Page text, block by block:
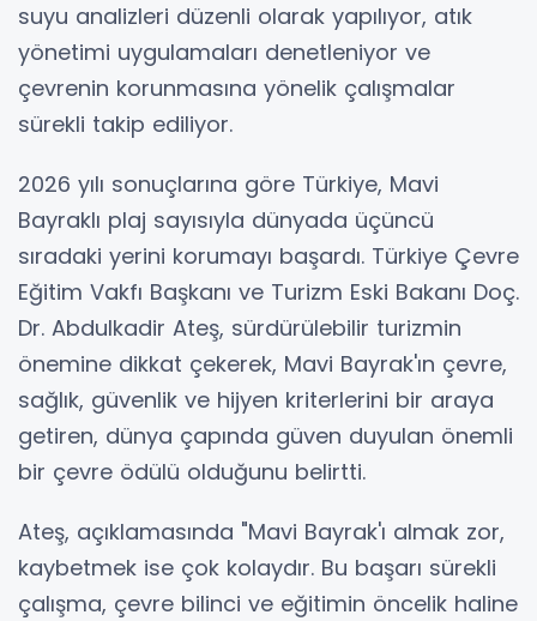
suyu analizleri düzenli olarak yapılıyor, atık
yönetimi uygulamaları denetleniyor ve
çevrenin korunmasına yönelik çalışmalar
sürekli takip ediliyor.
2026 yılı sonuçlarına göre Türkiye, Mavi
Bayraklı plaj sayısıyla dünyada üçüncü
sıradaki yerini korumayı başardı. Türkiye Çevre
Eğitim Vakfı Başkanı ve Turizm Eski Bakanı Doç.
Dr. Abdulkadir Ateş, sürdürülebilir turizmin
önemine dikkat çekerek, Mavi Bayrak'ın çevre,
sağlık, güvenlik ve hijyen kriterlerini bir araya
getiren, dünya çapında güven duyulan önemli
bir çevre ödülü olduğunu belirtti.
Ateş, açıklamasında "Mavi Bayrak'ı almak zor,
kaybetmek ise çok kolaydır. Bu başarı sürekli
çalışma, çevre bilinci ve eğitimin öncelik haline